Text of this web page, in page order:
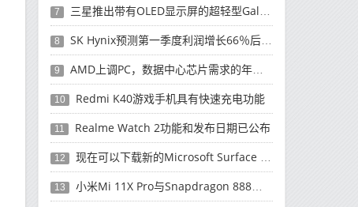
7 三星推出带有OLED显示屏的超轻型Galaxy Book Pro和Galaxy Book Pro 360笔记本电脑
8 SK Hynix预测第一季度利润增长66％后，对芯片的需求将增强
9 AMD上调PC，数据中心芯片需求的年度收入预测
10 Redmi K40游戏手机具有快速充电功能
11 Realme Watch 2功能和发布日期已公布
12 现在可以下载新的Microsoft Surface Duo更新
13 小米Mi 11X Pro与Snapdragon 888处理器一起发布